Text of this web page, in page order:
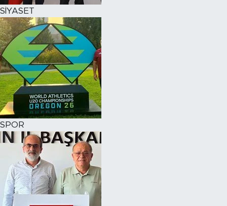
SİYASET
SPOR